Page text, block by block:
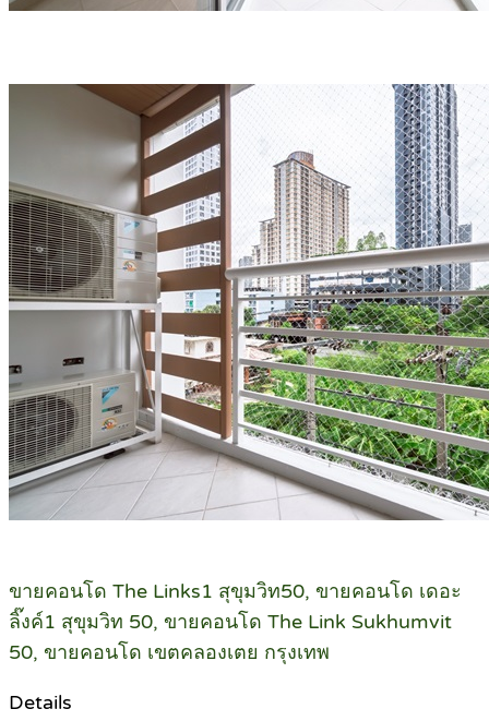
ขายคอนโด The Links1 สุขุมวิท50, ขายคอนโด เดอะ
ลิ๊งค์1 สุขุมวิท 50, ขายคอนโด The Link Sukhumvit
50, ขายคอนโด เขตคลองเตย กรุงเทพ
Details